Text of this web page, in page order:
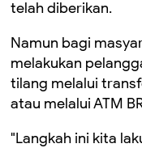
telah diberikan.
Namun bagi
melakukan
tilang melalui
atau melalui ATM
"Langkah ini kita